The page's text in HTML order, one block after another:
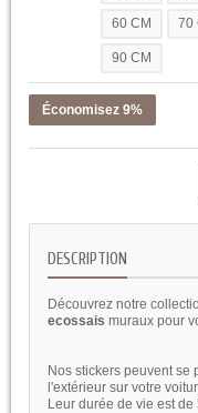
60 CM 70
90 CM
Économisez 9%
DESCRIPTION
Découvrez notre
ecossais muraux pour
Nos stickers peuvent se
l'extérieur sur votre
Leur durée de vie est de